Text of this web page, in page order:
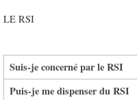
LE RSI
Suis-je concerné par le RSI
Puis-je me dispenser du RSI